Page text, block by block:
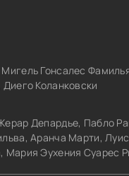
Гонсалес
Диего Коланковски
Депардье, Пабло
Аранча Марти,
Мария Эухения Суарес